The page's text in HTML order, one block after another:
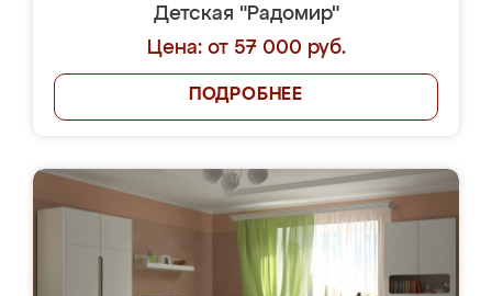
Детская "Радомир"
Цена: от 57 000 руб.
ПОДРОБНЕЕ